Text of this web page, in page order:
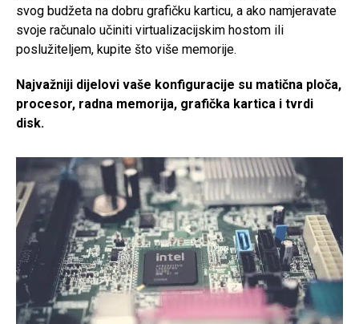
svog budžeta na dobru grafičku karticu, a ako namjeravate
svoje računalo učiniti virtualizacijskim hostom ili
poslužiteljem, kupite što više memorije.
Najvažniji dijelovi vaše konfiguracije su matična ploča,
procesor, radna memorija, grafička kartica i tvrdi
disk.